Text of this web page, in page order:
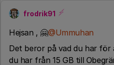
frodrik91
Hejsan , 🤗@Ummuhan
Det beror på vad du har
du har från 15 GB till